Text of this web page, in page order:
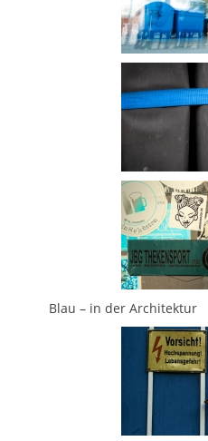
Blau – in der Architektur